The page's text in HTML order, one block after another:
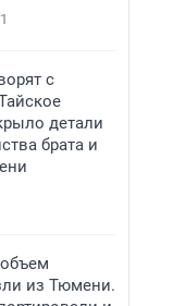
с
детали
брата и
из Тюмени.